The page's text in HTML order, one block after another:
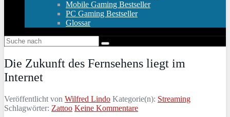
Mobile Gaming Bestseller
PC Gaming Bestseller
Glossar
Die Zukunft des Fernsehens liegt im
Internet
Veröffentlicht von Wilfred Lindo Kategorie(n): Streaming
Schlagwörter: Zattoo Keine Kommentare